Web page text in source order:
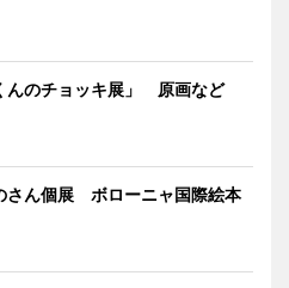
んのチョッキ展」 原画など
さん個展 ボローニャ国際絵本